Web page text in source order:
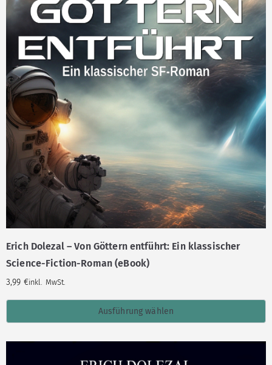
Erich Dolezal – Von Göttern entführt: Ein klassischer
Science-Fiction-Roman (eBook)
3,99 €inkl. MwSt.
Ausführung wählen